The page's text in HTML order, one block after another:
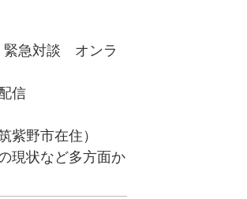
緊急対談 オンラ
信
野市在住）
現状など多方面か